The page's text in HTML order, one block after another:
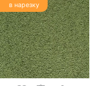
в нарезку